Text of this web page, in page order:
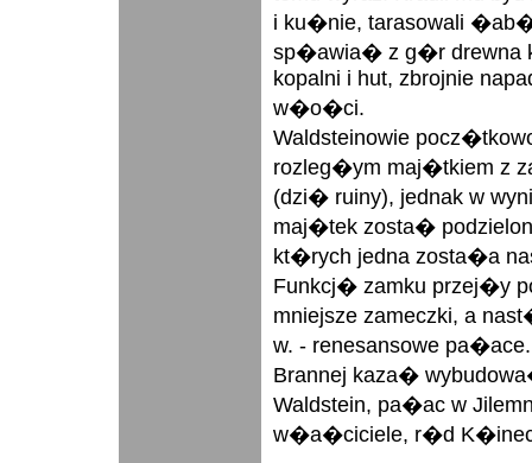
i ku�nie, tarasowali
sp�awia� z g�r drewna
kopalni i hut, zbrojnie
w�o�ci.
Waldsteinowie
rozleg�ym maj�tkiem z
(dzi� ruiny), jednak w
maj�tek zosta�
kt�rych jedna zosta�a
Funkcj� zamku przej�y
mniejsze zameczki, a
w. - renesansowe
Brannej kaza�
Waldstein, pa�ac w
w�a�ciciele, r�d